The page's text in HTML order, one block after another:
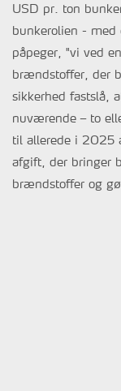
USD pr. ton
bunkerolien -
påpeger, "vi ved
brændstoffer, der
sikkerhed fastslå,
nuværende – to
til allerede i 2025
afgift, der bringer
brændstoffer og